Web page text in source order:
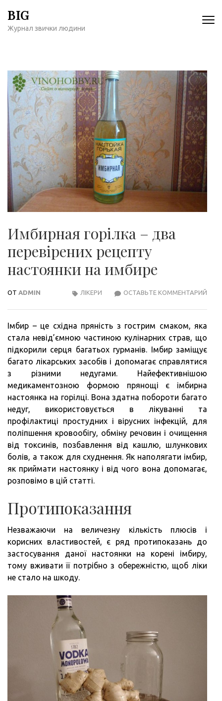
содержимому
BIG
Журнал звички людини
Имбирная горілка – два
перевірених рецепту
настоянки на имбире
ОТ ADMIN ОСТАВЬТЕ КОММЕНТАРИЙ
ЛІКЕРИ
Імбир – це східна пряність з гострим смаком, яка
стала невід’ємною частиною кулінарних страв, що
підкорили серця багатьох гурманів. Імбир заміщує
багато лікарських засобів і допомагає справлятися
з різними недугами. Найефективнішою
медикаментозною формою прянощі є імбирна
настоянка на горілці. Вона здатна побороти багато
недуг, використовується в лікуванні та
профілактиці простудних і вірусних інфекцій, для
поліпшення кровообігу, обміну речовин і очищення
від токсинів, позбавлення від кашлю, шлункових
болів, а також для схуднення. Як наполягати імбир,
як приймати настоянку і від чого вона допомагає,
розповімо в цій статті.
Протипоказання
Незважаючи на величезну кількість плюсів і
корисних властивостей, є ряд протипоказань до
застосування даної настоянки на корені імбиру,
тому вживати її потрібно з обережністю, щоб ліки
не стало на шкоду.